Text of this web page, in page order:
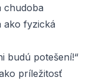
chudoba
ako fyzická
budú potešení!“
príležitosť